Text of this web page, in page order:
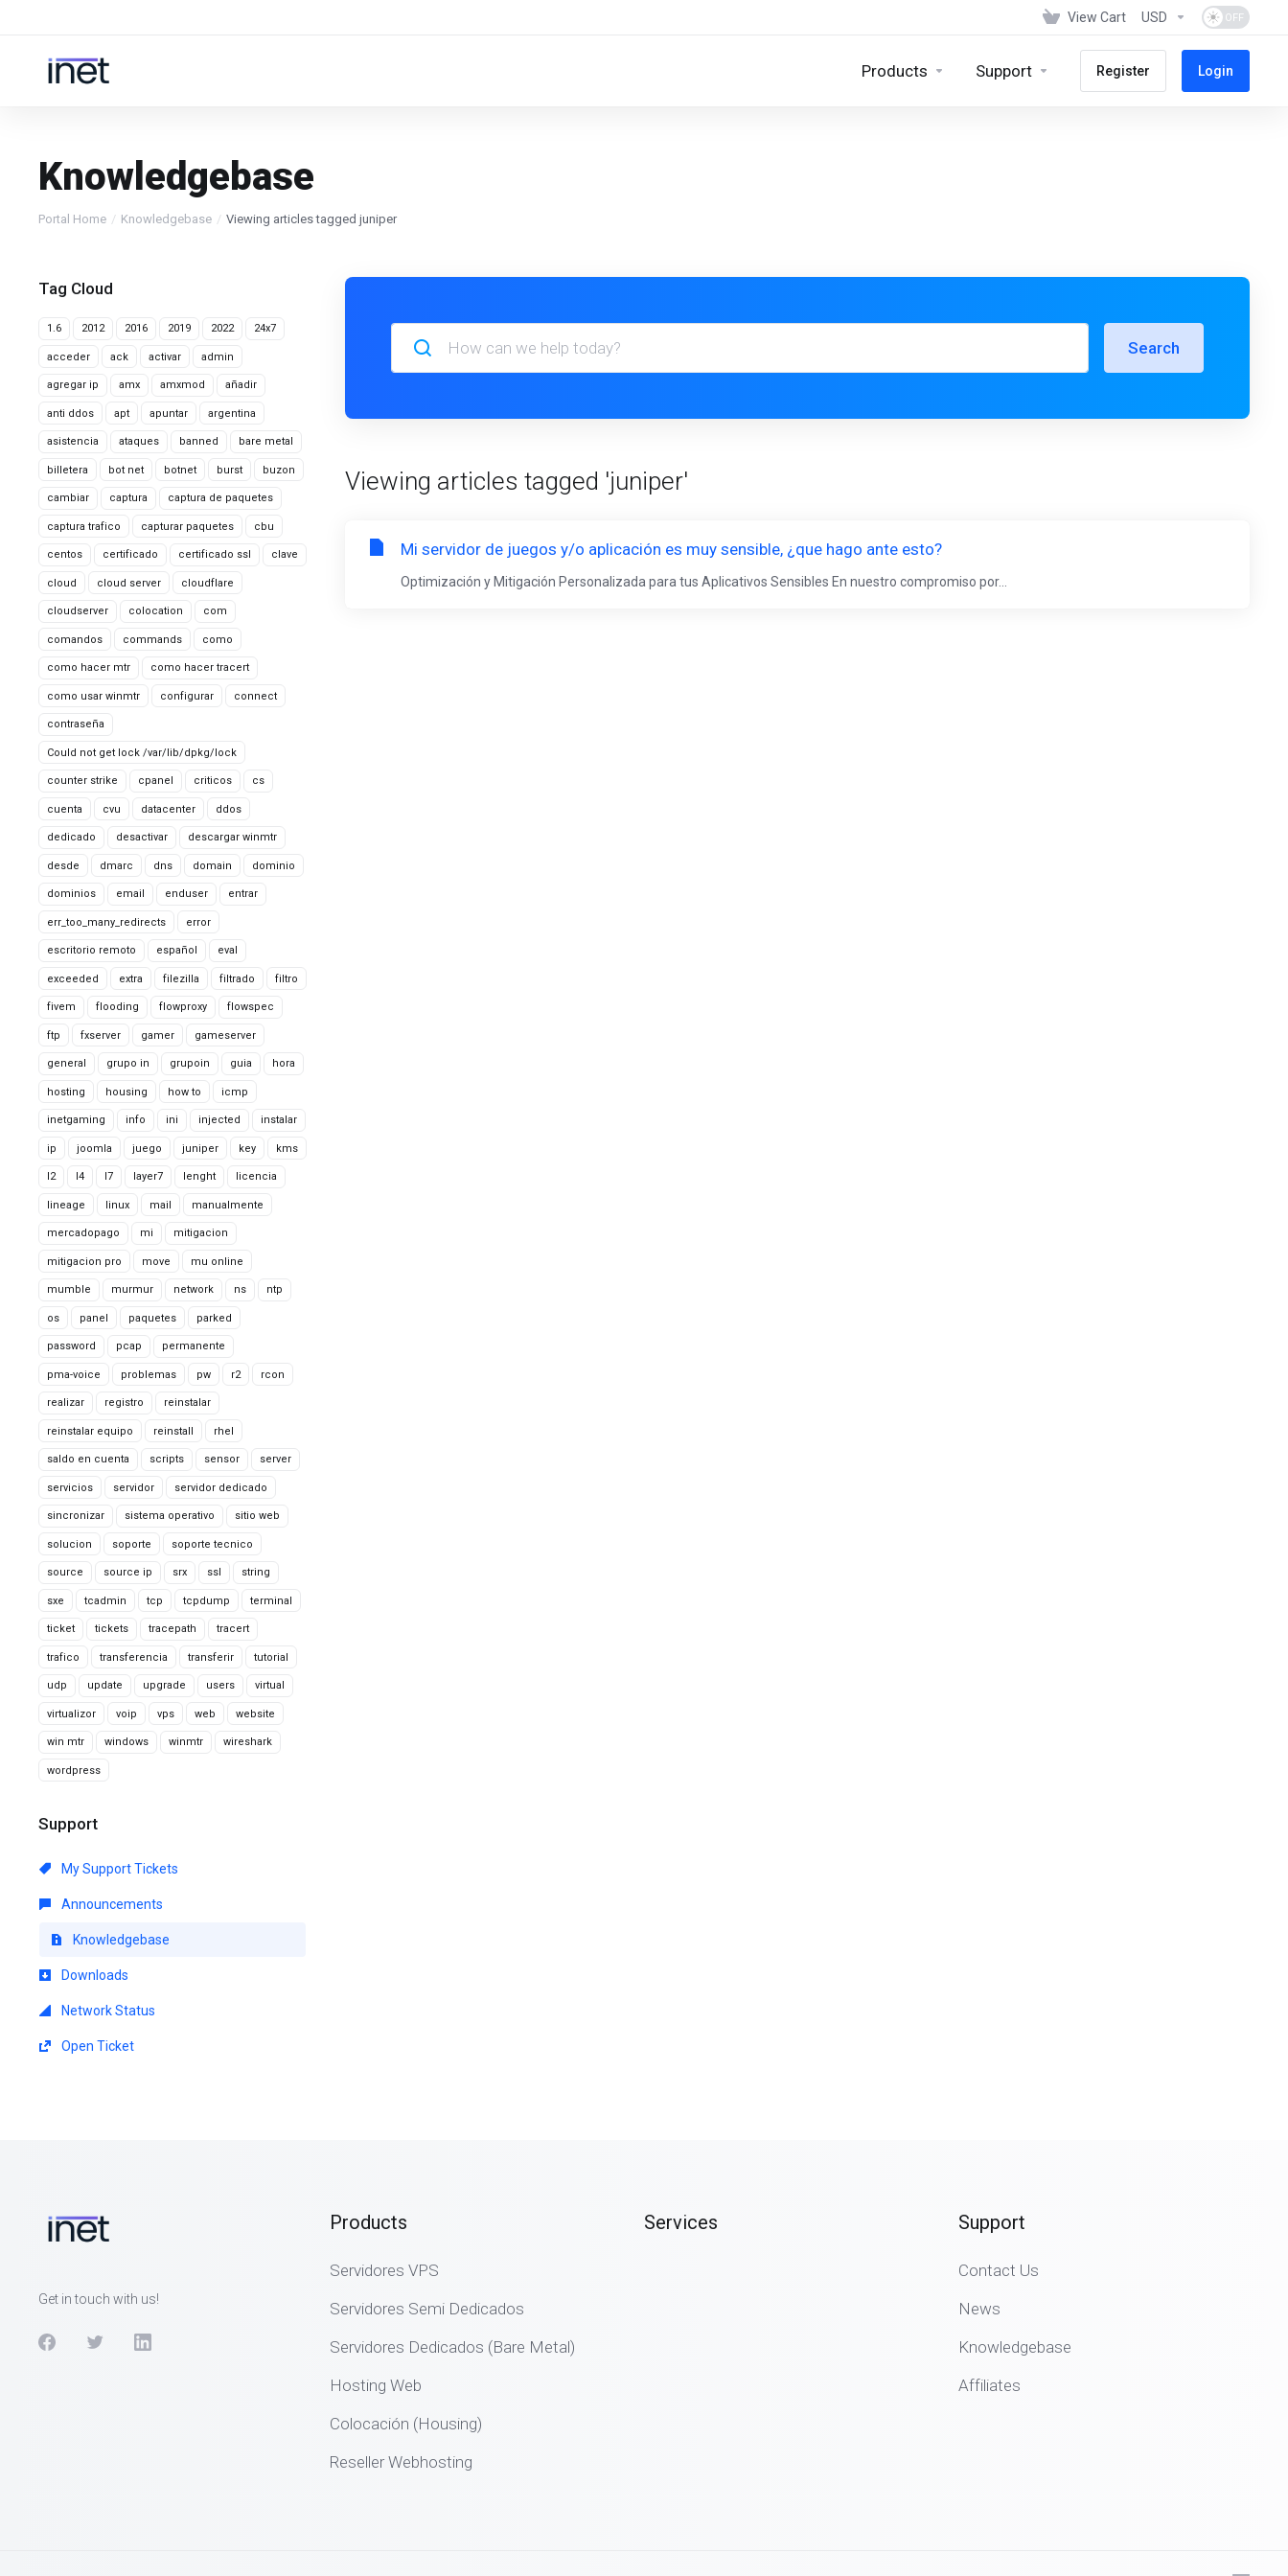
View Cart USD
Products Support Register Login
Knowledgebase
Portal Home Knowledgebase Viewing articles tagged juniper
Tag Cloud
1.6 2012 2016 2019 2022 24x7
acceder ack activar admin
agregar ip amx amxmod añadir
anti ddos apt apuntar argentina
asistencia ataques banned bare metal
billetera bot net botnet burst buzon
cambiar captura captura de paquetes
captura trafico capturar paquetes cbu
centos certificado certificado ssl clave
cloud cloud server cloudflare
cloudserver colocation com
comandos commands como
como hacer mtr como hacer tracert
como usar winmtr configurar connect
contraseña
Could not get lock /var/lib/dpkg/lock
counter strike cpanel criticos cs
cuenta cvu datacenter ddos
dedicado desactivar descargar winmtr
desde dmarc dns domain dominio
dominios email enduser entrar
err_too_many_redirects error
escritorio remoto español eval
exceeded extra filezilla filtrado filtro
fivem flooding flowproxy flowspec
ftp fxserver gamer gameserver
general grupo in grupoin guia hora
hosting housing how to icmp
inetgaming info ini injected instalar
ip joomla juego juniper key kms
l2 l4 l7 layer7 lenght licencia
lineage linux mail manualmente
mercadopago mi mitigacion
mitigacion pro move mu online
mumble murmur network ns ntp
os panel paquetes parked
password pcap permanente
pma-voice problemas pw r2 rcon
realizar registro reinstalar
reinstalar equipo reinstall rhel
saldo en cuenta scripts sensor server
servicios servidor servidor dedicado
sincronizar sistema operativo sitio web
solucion soporte soporte tecnico
source source ip srx ssl string
sxe tcadmin tcp tcpdump terminal
ticket tickets tracepath tracert
trafico transferencia transferir tutorial
udp update upgrade users virtual
virtualizor voip vps web website
win mtr windows winmtr wireshark
wordpress
Support
My Support Tickets
Announcements
Knowledgebase
Downloads
Network Status
Open Ticket
Search
Viewing articles tagged 'juniper'
Mi servidor de juegos y/o aplicación es muy sensible, ¿que hago ante esto?
Optimización y Mitigación Personalizada para tus Aplicativos Sensibles En nuestro compromiso por...
Get in touch with us!
Products
Servidores VPS
Servidores Semi Dedicados
Servidores Dedicados (Bare Metal)
Hosting Web
Colocación (Housing)
Reseller Webhosting
Services Support
Contact Us
News
Knowledgebase
Affiliates